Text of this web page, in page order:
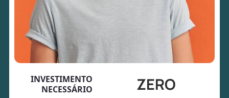
INVESTIMENTO
NECESSÁRIO
ZERO